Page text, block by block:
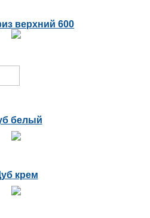
верхний 600
белый
крем